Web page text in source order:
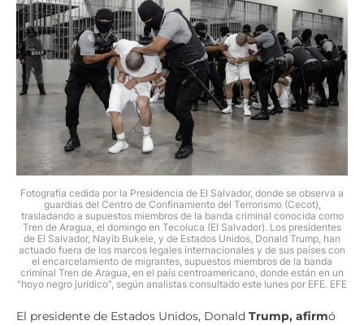
Fotografía cedida por la Presidencia de El Salvador, donde se observa a
guardias del Centro de Confinamiento del Terrorismo (Cecot),
trasladando a supuestos miembros de la banda criminal conocida como
Tren de Aragua, el domingo en Tecoluca (El Salvador). Los presidentes
de El Salvador, Nayib Bukele, y de Estados Unidos, Donald Trump, han
actuado fuera de los marcos legales internacionales y de sus países con
el encarcelamiento de migrantes, supuestos miembros de la banda
criminal Tren de Aragua, en el país centroamericano, donde están en un
"hoyo negro jurídico", según analistas consultado este lunes por EFE. EFE
El presidente de Estados Unidos, Donald Trump, afirmó